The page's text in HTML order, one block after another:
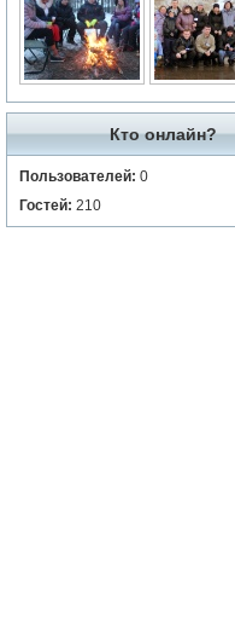
Кто онлайн?
Пользователей: 0
Гостей: 210